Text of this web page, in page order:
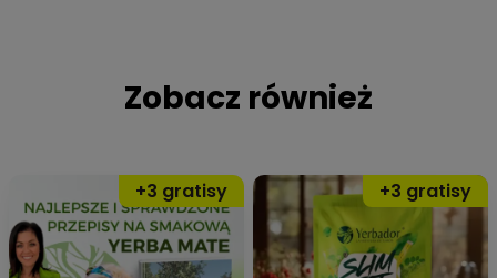
Zobacz również